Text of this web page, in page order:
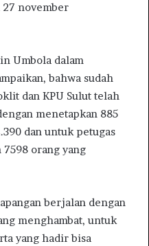
november
Umbola dalam
bahwa sudah
dan KPU Sulut telah
menetapkan 885
dan untuk petugas
orang yang
berjalan dengan
menghambat, untuk
yang hadir bisa